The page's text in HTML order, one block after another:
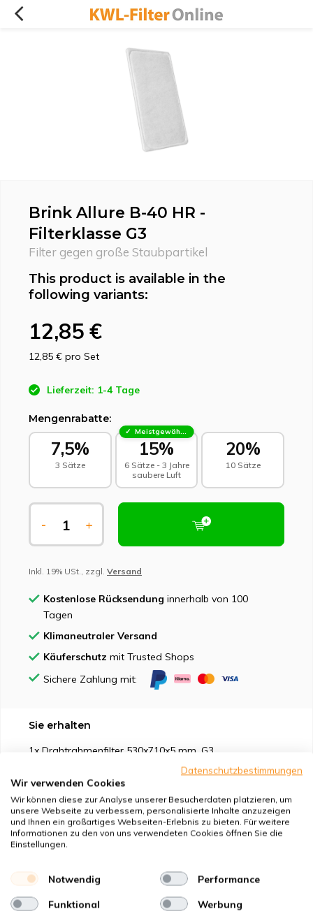
Brink Allure B-40 HR -
Filterklasse G3
Filter gegen große Staubpartikel
This product is available in the
following variants:
12,85 €
12,85 € pro Set
Lieferzeit: 1-4 Tage
Mengenrabatte:
7,5%
3 Sätze
Meistgewählt - Nachhaltige Wahl
15%
6 Sätze - 3 Jahre
saubere Luft
20%
10 Sätze
- +
Inkl. 19% USt., zzgl. Versand
Kostenlose Rücksendung innerhalb von 100
Tagen
Klimaneutraler Versand
Käuferschutz mit Trusted Shops
Sichere Zahlung mit:
Sie erhalten
1x Drahtrahmenfilter 530x710x5 mm. G3
Geeignet für
Eigenschaften
Datenschutzbestimmungen
Wir verwenden Cookies
Wir können diese zur Analyse unserer Besucherdaten platzieren, um
unsere Webseite zu verbessern, personalisierte Inhalte anzuzeigen
und Ihnen ein großartiges Webseiten-Erlebnis zu bieten. Für weitere
Informationen zu den von uns verwendeten Cookies öffnen Sie die
Einstellungen.
Notwendig Performance
Funktional Werbung